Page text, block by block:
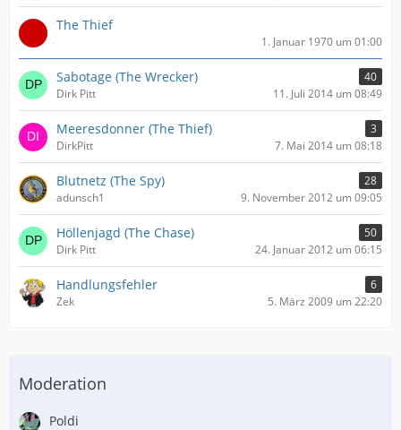
The Thief
1. Januar 1970 um 01:00
Sabotage (The Wrecker)
40
Dirk Pitt
11. Juli 2014 um 08:49
Meeresdonner (The Thief)
3
DirkPitt
7. Mai 2014 um 08:18
Blutnetz (The Spy)
28
adunsch1
9. November 2012 um 09:05
Höllenjagd (The Chase)
50
Dirk Pitt
24. Januar 2012 um 06:15
Handlungsfehler
6
Zek
5. März 2009 um 22:20
Moderation
Poldi